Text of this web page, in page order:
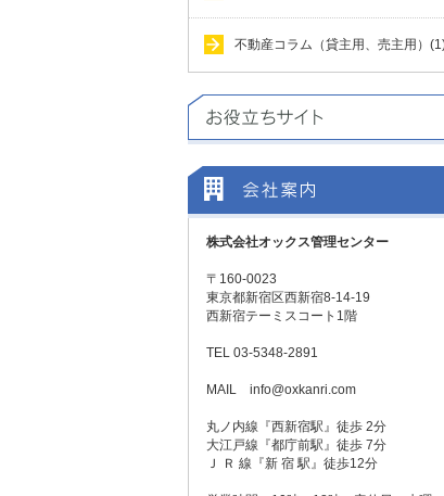
不動産コラム（貸主用、売主用）
株式会社オックス管理センター
〒160-0023
東京都新宿区西新宿8-14-19
西新宿テーミスコート1階
TEL 03-5348-2891
MAIL info@oxkanri.com
丸ノ内線『西新宿駅』徒歩 2分
大江戸線『都庁前駅』徒歩 7分
Ｊ Ｒ 線『新 宿 駅』徒歩12分